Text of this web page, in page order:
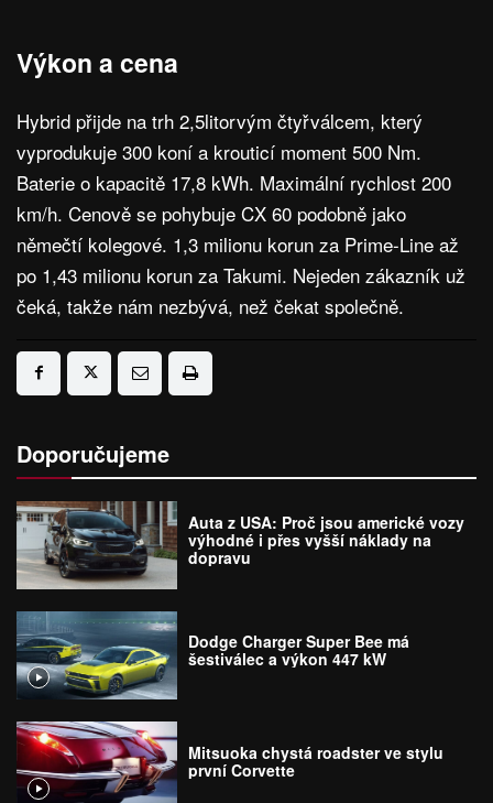
Výkon a cena
Hybrid přijde na trh 2,5litorvým čtyřválcem, který
vyprodukuje 300 koní a krouticí moment 500 Nm.
Baterie o kapacitě 17,8 kWh. Maximální rychlost 200
km/h. Cenově se pohybuje CX 60 podobně jako
němečtí kolegové. 1,3 milionu korun za Prime-Line až
po 1,43 milionu korun za Takumi. Nejeden zákazník už
čeká, takže nám nezbývá, než čekat společně.
Doporučujeme
Auta z USA: Proč jsou americké vozy
výhodné i přes vyšší náklady na
dopravu
Dodge Charger Super Bee má
šestiválec a výkon 447 kW
Mitsuoka chystá roadster ve stylu
první Corvette